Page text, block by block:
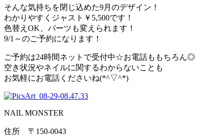
そんな気持ちを閉じ込めた9月のデザイン！
わかりやすくジャスト￥5,500です！
色替えOK、パーツも変えられます！
9/1～のご予約になります！
ご予約は24時間ネットで受付中☆お電話ももちろん◎
空き状況やネイルに関するわからないことも
お気軽にお電話くださいね(*^▽^*)
NAIL MONSTER
住所 〒150-0043